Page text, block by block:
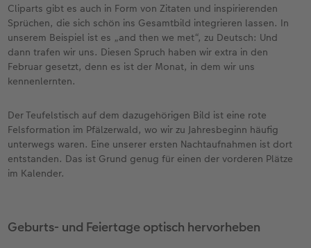
Cliparts gibt es auch in Form von Zitaten und inspirierenden
Sprüchen, die sich schön ins Gesamtbild integrieren lassen. In
unserem Beispiel ist es „and then we met“, zu Deutsch: Und
dann trafen wir uns. Diesen Spruch haben wir extra in den
Februar gesetzt, denn es ist der Monat, in dem wir uns
kennenlernten.
Der Teufelstisch auf dem dazugehörigen Bild ist eine rote
Felsformation im Pfälzerwald, wo wir zu Jahresbeginn häufig
unterwegs waren. Eine unserer ersten Nachtaufnahmen ist dort
entstanden. Das ist Grund genug für einen der vorderen Plätze
im Kalender.
Geburts- und Feiertage optisch hervorheben